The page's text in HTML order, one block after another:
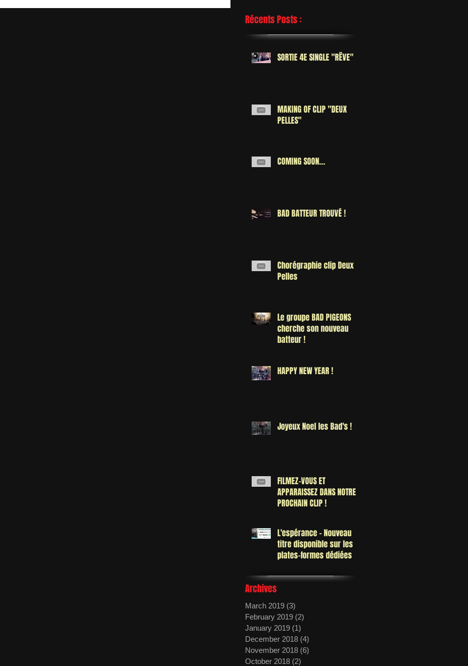
Récents Posts :
SORTIE 4E SINGLE "RÊVE"
MAKING OF CLIP "DEUX
PELLES"
COMING SOON...
BAD BATTEUR TROUVÉ !
Chorégraphie clip Deux
Pelles
Le groupe BAD PIGEONS
cherche son nouveau
batteur !
HAPPY NEW YEAR !
Joyeux Noel les Bad's !
FILMEZ-VOUS ET
APPARAISSEZ DANS NOTRE
PROCHAIN CLIP !
L'espérance - Nouveau
titre disponible sur les
plates-formes dédiées
Archives
March 2019 (3)
February 2019 (2)
January 2019 (1)
December 2018 (4)
November 2018 (6)
October 2018 (2)